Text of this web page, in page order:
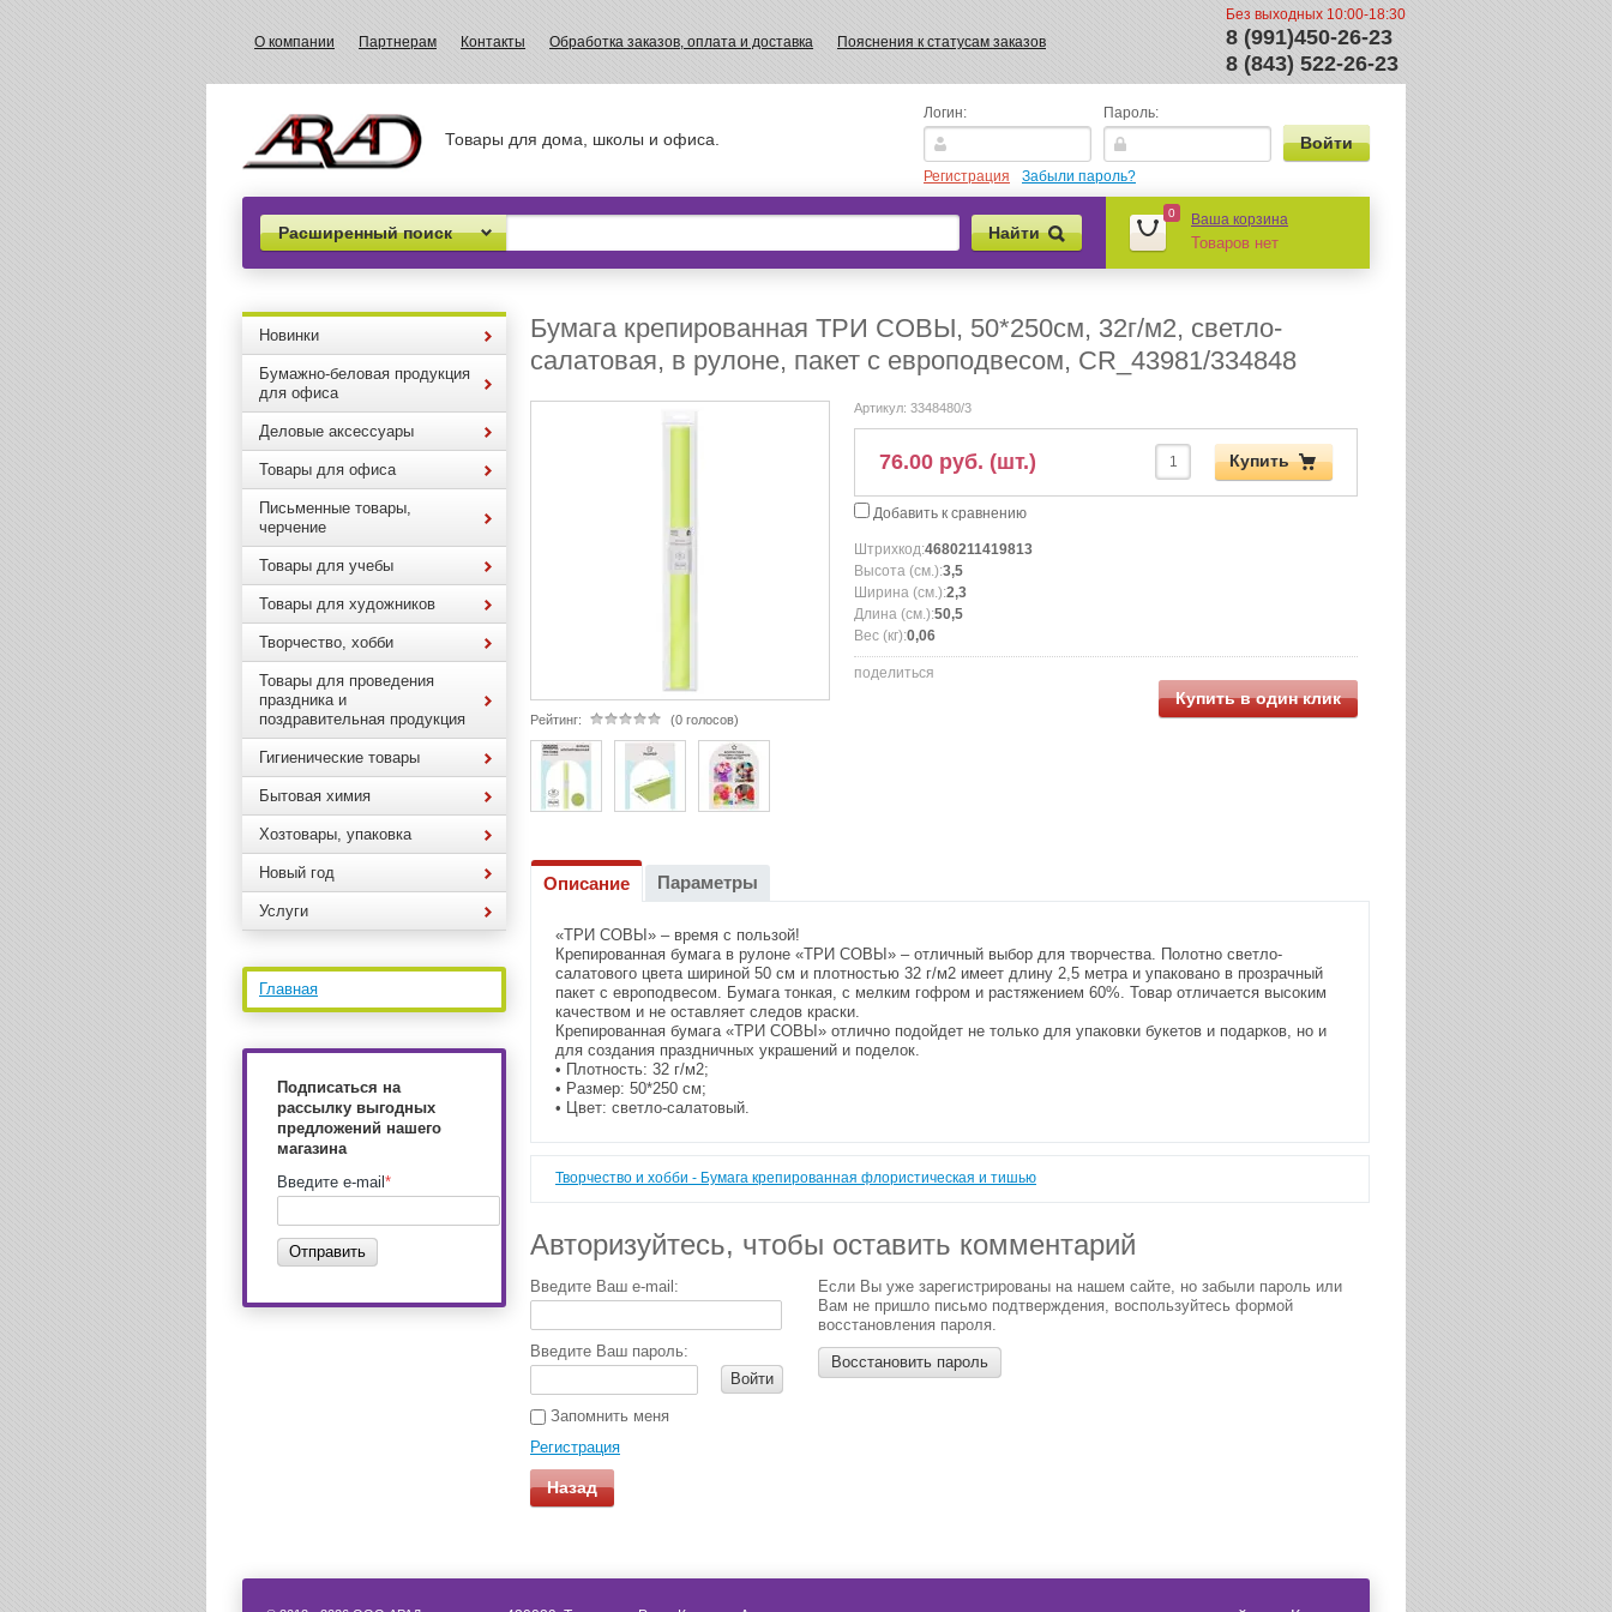
О компании Партнерам Контакты Обработка заказов, оплата и доставка Пояснения к статусам заказов
Товары для дома, школы и офиса.
Логин: Пароль:
Регистрация Забыли пароль?
Без выходных 10:00-18:30
8 (991)450-26-23
8 (843) 522-26-23
Расширенный поиск
0 Ваша корзина
Товаров нет
Новинки
Бумажно-беловая продукция
для офиса
Деловые аксессуары
Товары для офиса
Письменные товары,
черчение
Товары для учебы
Товары для художников
Творчество, хобби
Товары для проведения
праздника и
поздравительная продукция
Гигиенические товары
Бытовая химия
Хозтовары, упаковка
Новый год
Услуги
Главная
Подписаться на
рассылку выгодных
предложений нашего
магазина
Введите e-mail *
Отправить
Бумага крепированная ТРИ СОВЫ, 50*250см, 32г/м2, светло-
салатовая, в рулоне, пакет с европодвесом, CR_43981/334848
Рейтинг: (0 голосов)
Артикул: 3348480/3
76.00 руб. (шт.) Купить
Добавить к сравнению
Штрихкод:4680211419813
Высота (см.):3,5
Ширина (см.):2,3
Длина (см.):50,5
Вес (кг):0,06
поделиться
Купить в один клик
Описание Параметры
«ТРИ СОВЫ» – время с пользой!
Крепированная бумага в рулоне «ТРИ СОВЫ» – отличный выбор для творчества. Полотно светло-
салатового цвета шириной 50 см и плотностью 32 г/м2 имеет длину 2,5 метра и упаковано в прозрачный
пакет с европодвесом. Бумага тонкая, с мелким гофром и растяжением 60%. Товар отличается высоким
качеством и не оставляет следов краски.
Крепированная бумага «ТРИ СОВЫ» отлично подойдет не только для упаковки букетов и подарков, но и
для создания праздничных украшений и поделок.
• Плотность: 32 г/м2;
• Размер: 50*250 см;
• Цвет: светло-салатовый.
Творчество и хобби - Бумага крепированная флористическая и тишью
Авторизуйтесь, чтобы оставить комментарий
Введите Ваш e-mail:
Введите Ваш пароль:
Войти
Запомнить меня
Регистрация
Если Вы уже зарегистрированы на нашем сайте, но забыли пароль или
Вам не пришло письмо подтверждения, воспользуйтесь формой
восстановления пароля.
Восстановить пароль
Назад